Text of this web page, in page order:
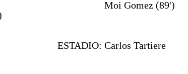
Moi Gomez (89')
ESTADIO: Carlos Tartiere